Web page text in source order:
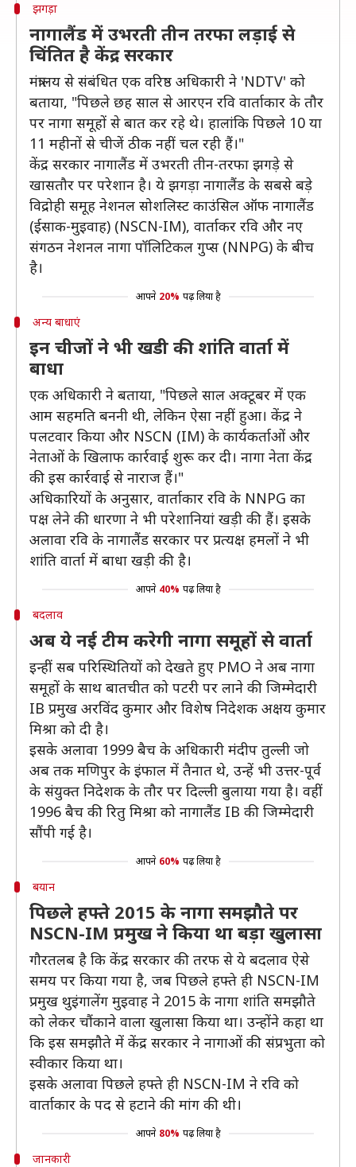
झगड़ा
नागालैंड में उभरती तीन तरफा लड़ाई से
चिंतित है केंद्र सरकार
मंत्रालय से संबंधित एक वरिष्ठ अधिकारी ने 'NDTV' को
बताया, "पिछले छह साल से आरएन रवि वार्ताकार के तौर
पर नागा समूहों से बात कर रहे थे। हालांकि पिछले 10 या
11 महीनों से चीजें ठीक नहीं चल रही हैं।"
केंद्र सरकार नागालैंड में उभरती तीन-तरफा झगड़े से
खासतौर पर परेशान है। ये झगड़ा नागालैंड के सबसे बड़े
विद्रोही समूह नेशनल सोशलिस्ट काउंसिल ऑफ नागालैंड
(ईसाक-मुइवाह) (NSCN-IM), वार्ताकर रवि और नए
संगठन नेशनल नागा पॉलिटिकल गुप्स (NNPG) के बीच
है।
आपने 20% पढ़ लिया है
अन्य बाधाएं
इन चीजों ने भी खडी की शांति वार्ता में
बाधा
एक अधिकारी ने बताया, "पिछले साल अक्टूबर में एक
आम सहमति बननी थी, लेकिन ऐसा नहीं हुआ। केंद्र ने
पलटवार किया और NSCN (IM) के कार्यकर्ताओं और
नेताओं के खिलाफ कार्रवाई शुरू कर दी। नागा नेता केंद्र
की इस कार्रवाई से नाराज हैं।"
अधिकारियों के अनुसार, वार्ताकार रवि के NNPG का
पक्ष लेने की धारणा ने भी परेशानियां खड़ी की हैं। इसके
अलावा रवि के नागालैंड सरकार पर प्रत्यक्ष हमलों ने भी
शांति वार्ता में बाधा खड़ी की है।
आपने 40% पढ़ लिया है
बदलाव
अब ये नई टीम करेगी नागा समूहों से वार्ता
इन्हीं सब परिस्थितियों को देखते हुए PMO ने अब नागा
समूहों के साथ बातचीत को पटरी पर लाने की जिम्मेदारी
IB प्रमुख अरविंद कुमार और विशेष निदेशक अक्षय कुमार
मिश्रा को दी है।
इसके अलावा 1999 बैच के अधिकारी मंदीप तुल्ली जो
अब तक मणिपुर के इंफाल में तैनात थे, उन्हें भी उत्तर-पूर्व
के संयुक्त निदेशक के तौर पर दिल्ली बुलाया गया है। वहीं
1996 बैच की रितु मिश्रा को नागालैंड IB की जिम्मेदारी
सौंपी गई है।
आपने 60% पढ़ लिया है
बयान
पिछले हफ्ते 2015 के नागा समझौते पर
NSCN-IM प्रमुख ने किया था बड़ा खुलासा
गौरतलब है कि केंद्र सरकार की तरफ से ये बदलाव ऐसे
समय पर किया गया है, जब पिछले हफ्ते ही NSCN-IM
प्रमुख थुइंगालेंग मुइवाह ने 2015 के नागा शांति समझौते
को लेकर चौंकाने वाला खुलासा किया था। उन्होंने कहा था
कि इस समझौते में केंद्र सरकार ने नागाओं की संप्रभुता को
स्वीकार किया था।
इसके अलावा पिछले हफ्ते ही NSCN-IM ने रवि को
वार्ताकार के पद से हटाने की मांग की थी।
आपने 80% पढ़ लिया है
जानकारी